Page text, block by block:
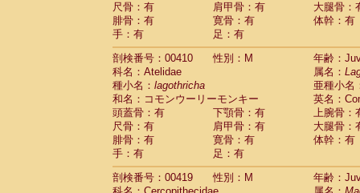
尺骨：有
肩甲骨：有
大腿骨：
腓骨：有
寛骨：有
体幹：有
手：有
足：有
剖検番号：00410
性別：M
年齢：
科名：Atelidae
属名：
種小名： lagothricha
亜種小名
和名：コモンウーリーモンキー
英名：
頭蓋骨：有
下顎骨：有
上腕骨：
尺骨：有
肩甲骨：有
大腿骨：
腓骨：有
寛骨：有
体幹：有
手：有
足：有
剖検番号：00419
性別：M
年齢：